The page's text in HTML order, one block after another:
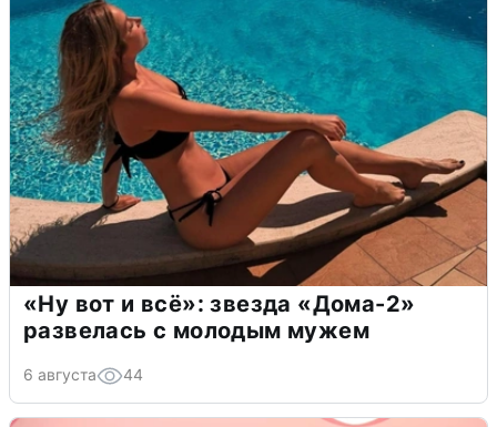
«Ну вот и всё»: звезда «Дома-2»
развелась с молодым мужем
6 августа 44